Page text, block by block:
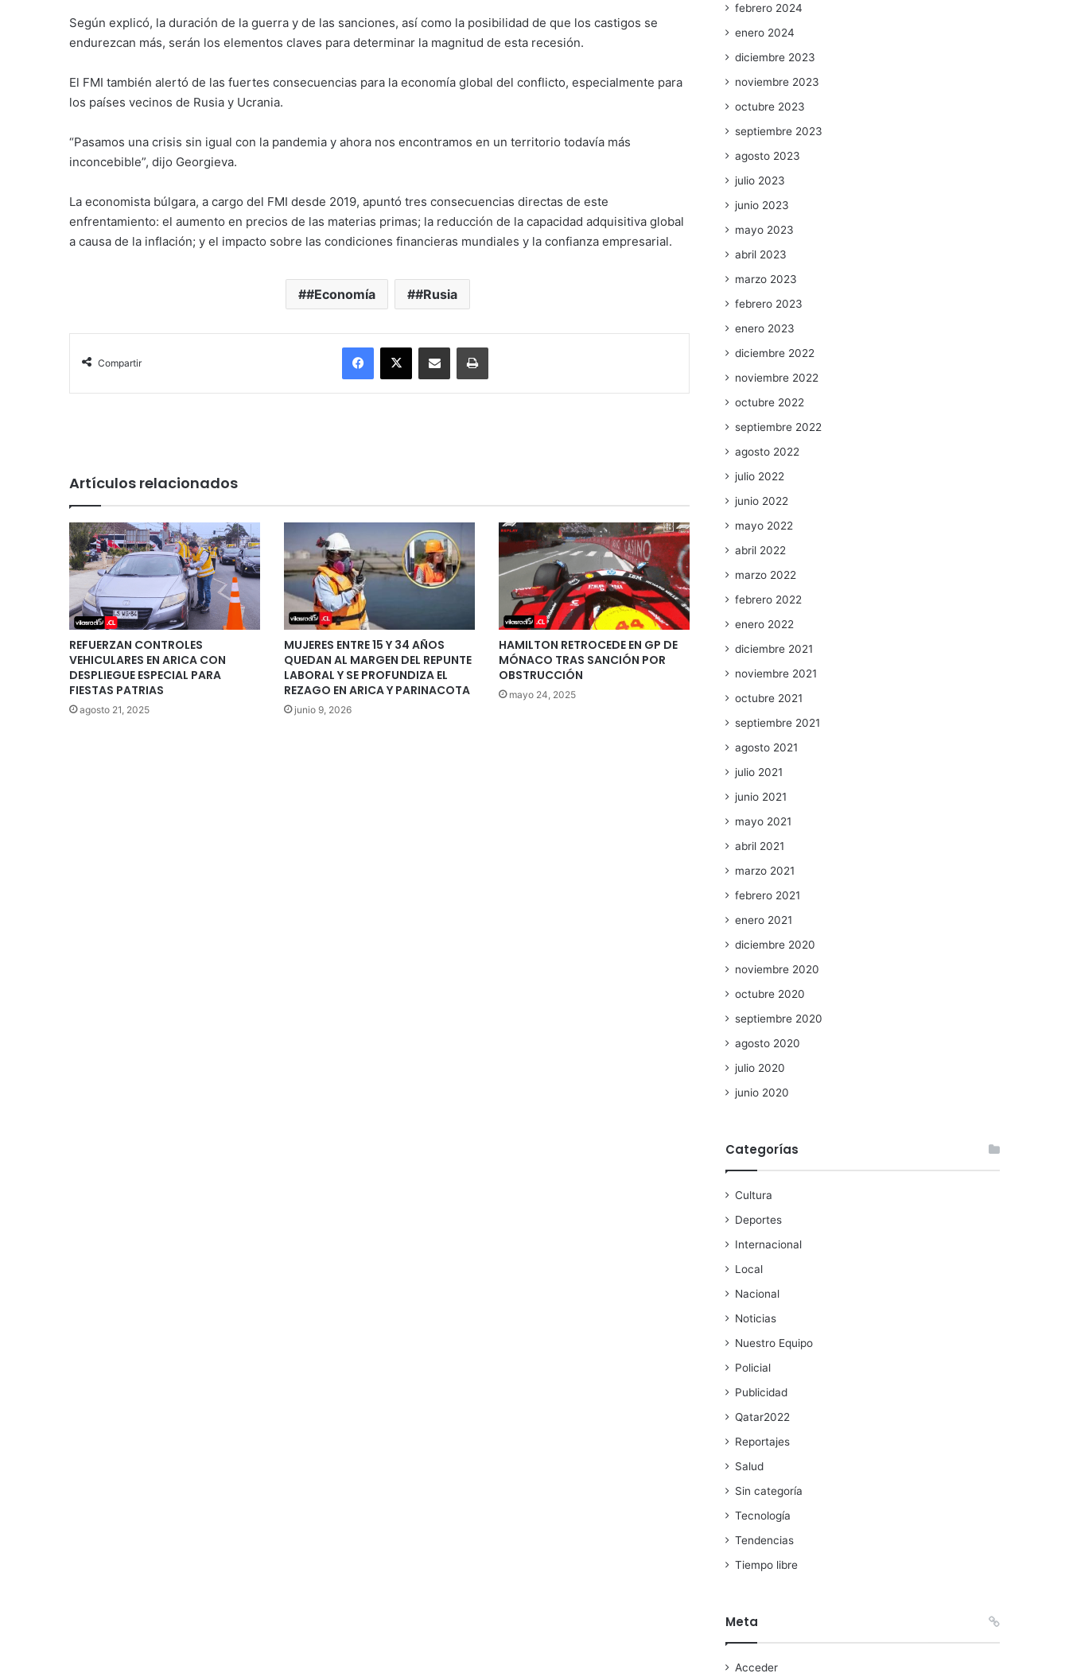
Según explicó, la duración de la guerra y de las sanciones, así como la posibilidad de que los castigos se
endurezcan más, serán los elementos claves para determinar la magnitud de esta recesión.
El FMI también alertó de las fuertes consecuencias para la economía global del conflicto, especialmente para
los países vecinos de Rusia y Ucrania.
“Pasamos una crisis sin igual con la pandemia y ahora nos encontramos en un territorio todavía más
inconcebible”, dijo Georgieva.
La economista búlgara, a cargo del FMI desde 2019, apuntó tres consecuencias directas de este
enfrentamiento: el aumento en precios de las materias primas; la reducción de la capacidad adquisitiva global
a causa de la inflación; y el impacto sobre las condiciones financieras mundiales y la confianza empresarial.
#Economía #Rusia
Compartir
Facebook
X Enviar vía email Imprimir
Artículos relacionados
REFUERZAN CONTROLES
VEHICULARES EN ARICA CON
DESPLIEGUE ESPECIAL PARA
FIESTAS PATRIAS
agosto 21, 2025
MUJERES ENTRE 15 Y 34 AÑOS
QUEDAN AL MARGEN DEL REPUNTE
LABORAL Y SE PROFUNDIZA EL
REZAGO EN ARICA Y PARINACOTA
junio 9, 2026
HAMILTON RETROCEDE EN GP DE
MÓNACO TRAS SANCIÓN POR
OBSTRUCCIÓN
mayo 24, 2025
febrero 2024
enero 2024
diciembre 2023
noviembre 2023
octubre 2023
septiembre 2023
agosto 2023
julio 2023
junio 2023
mayo 2023
abril 2023
marzo 2023
febrero 2023
enero 2023
diciembre 2022
noviembre 2022
octubre 2022
septiembre 2022
agosto 2022
julio 2022
junio 2022
mayo 2022
abril 2022
marzo 2022
febrero 2022
enero 2022
diciembre 2021
noviembre 2021
octubre 2021
septiembre 2021
agosto 2021
julio 2021
junio 2021
mayo 2021
abril 2021
marzo 2021
febrero 2021
enero 2021
diciembre 2020
noviembre 2020
octubre 2020
septiembre 2020
agosto 2020
julio 2020
junio 2020
Categorías
Cultura
Deportes
Internacional
Local
Nacional
Noticias
Nuestro Equipo
Policial
Publicidad
Qatar2022
Reportajes
Salud
Sin categoría
Tecnología
Tendencias
Tiempo libre
Meta
Acceder